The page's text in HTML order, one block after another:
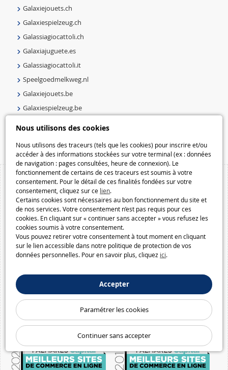
Nous utilisons des cookies
Nous utilisons des traceurs (tels que les cookies) pour inscrire et/ou
accéder à des informations stockées sur votre terminal (ex : données
de navigation : pages consultées, heure de connexion). Le
fonctionnement de certains de ces traceurs est soumis à votre
consentement. Pour le détail de ces finalités fondées sur votre
consentement, cliquez sur ce lien.
Certains cookies sont nécessaires au bon fonctionnement du site et
de nos services. Votre consentement n’est pas requis pour ces
cookies. En cliquant sur « continuer sans accepter » vous refusez les
cookies soumis à votre consentement.
Vous pouvez retirer votre consentement à tout moment en cliquant
sur le lien accessible dans notre politique de protection de vos
données personnelles. Pour en savoir plus, cliquez ici.
Accepter
Paramétrer les cookies
Continuer sans accepter
Galaxiejouets.ch
Galaxiespielzeug.ch
Galassiagiocattoli.ch
Galaxiajuguete.es
Galassiagiocattoli.it
Speelgoedmelkweg.nl
Galaxiejouets.be
Galaxiespielzeug.be